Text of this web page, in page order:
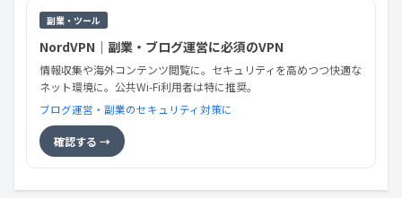
副業・ツール
NordVPN｜副業・ブログ運営に必須のVPN
情報収集や海外コンテンツ閲覧に。セキュリティを高めつつ快適な
ネット環境に。公共Wi-Fi利用者は特に推奨。
ブログ運営・副業のセキュリティ対策に
確認する →